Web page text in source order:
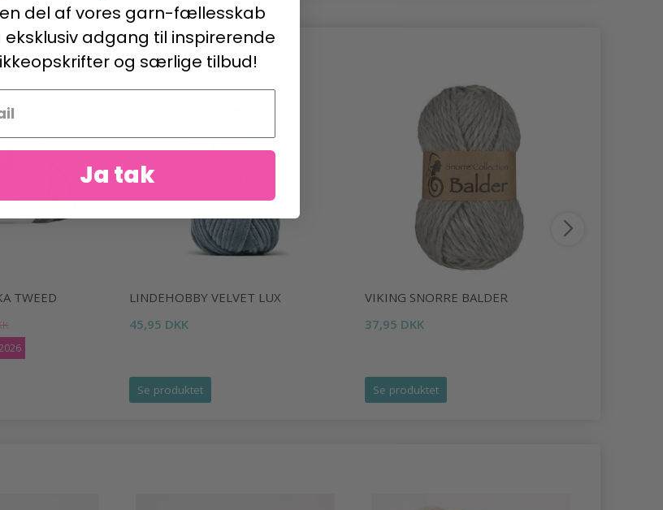
TWEED
LINDEHOBBY VELVET LUX
45,95 DKK
Se produktet
VIKING SNORRE BALDER
37,95 DKK
Se produktet
en del af vores garn-fællesskab
eksklusiv adgang til inspirerende
og særlige tilbud!
Ja tak